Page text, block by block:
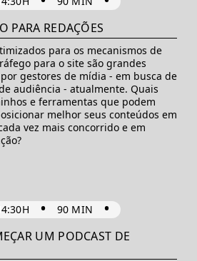
PARA REDAÇÕES
para os mecanismos de
para o site são grandes
gestores de mídia - em busca de
audiência - atualmente. Quais
e ferramentas que podem
melhor seus conteúdos em
vez mais concorrido e em
• 90 MIN •
UM PODCAST DE